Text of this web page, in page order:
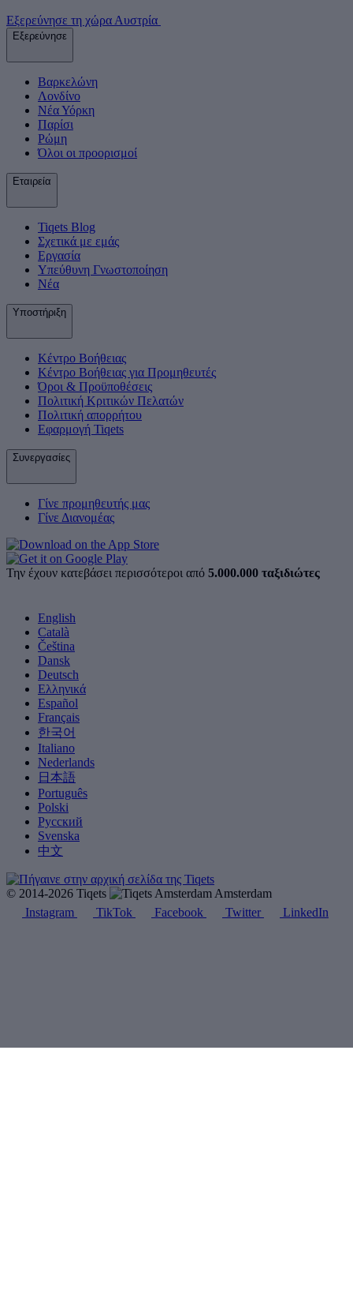
Εξερεύνησε τη χώρα Αυστρία
Εξερεύνησε
Βαρκελώνη
Λονδίνο
Νέα Υόρκη
Παρίσι
Ρώμη
Όλοι οι προορισμοί
Εταιρεία
Tiqets Βlog
Σχετικά με εμάς
Εργασία
Υπεύθυνη Γνωστοποίηση
Νέα
Υποστήριξη
Κέντρο Βοήθειας
Κέντρο Βοήθειας για Προμηθευτές
Όροι & Προϋποθέσεις
Πολιτική Κριτικών Πελατών
Πολιτική απορρήτου
Εφαρμογή Tiqets
Συνεργασίες
Γίνε προμηθευτής μας
Γίνε Διανομέας
Την έχουν κατεβάσει περισσότεροι από 5.000.000 ταξιδιώτες
English
Català
Čeština
Dansk
Deutsch
Ελληνικά
Español
Français
한국어
Italiano
Nederlands
日本語
Português
Polski
Русский
Svenska
中文
© 2014-2026 Tiqets
Amsterdam
Instagram
TikTok Facebook Twitter LinkedIn